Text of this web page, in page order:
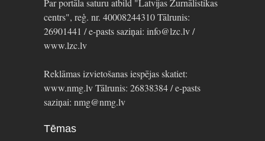
Par portāla saturu atbild "Latvijas Žurnālistikas
centrs", reģ. nr. 40008244310 Tālrunis:
26901441 / e-pasts saziņai: info@lzc.lv /
www.lzc.lv
Reklāmas izvietošanas iespējas skatiet:
www.nmg.lv Tālrunis: 26838384 / e-pasts
saziņai: nmg@nmg.lv
Tēmas